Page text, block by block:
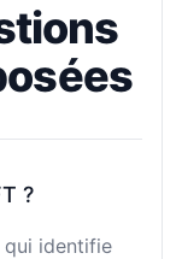
?
qui identifie